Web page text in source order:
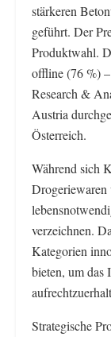
stärkeren
geführt. Der
Produktwahl.
offline (76 %)
Research &
Austria
Österreich.
Während sich
verzeichnen.
Kategorien
bieten, um das
Strategische